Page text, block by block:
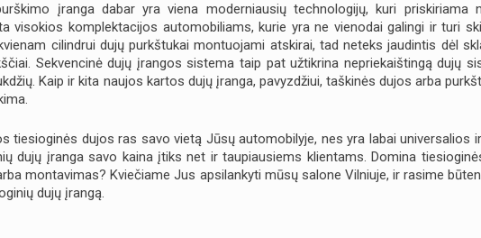
įranga dabar yra viena moderniausių technologijų, kuri priskiriama
visokios komplektacijos automobiliams, kurie yra ne vienodai galingi ir turi
cilindrui dujų purkštukai montuojami atskirai, tad neteks jaudintis dėl
Sekvencinė dujų įrangos sistema taip pat užtikrina nepriekaištingą dujų
Kaip ir kita naujos kartos dujų įranga, pavyzdžiui, taškinės dujos arba
tiesioginės dujos ras savo vietą Jūsų automobilyje, nes yra labai universalios
dujų įranga savo kaina įtiks net ir taupiausiems klientams. Domina
montavimas? Kviečiame Jus apsilankyti mūsų salone Vilniuje, ir rasime
dujų įrangą.